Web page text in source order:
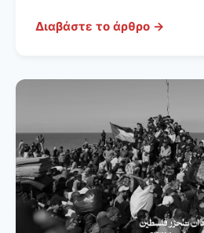
Διαβάστε το άρθρο →